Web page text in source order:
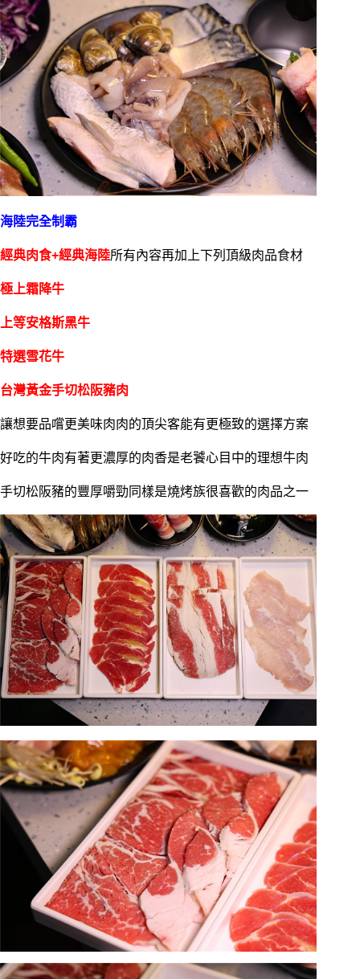
海陸完全制霸
經典肉食+經典海陸所有內容再加上下列頂級肉品食材
極上霜降牛
上等安格斯黑牛
特選雪花牛
台灣黃金手切松阪豬肉
讓想要品嚐更美味肉肉的頂尖客能有更極致的選擇方案
好吃的牛肉有著更濃厚的肉香是老饕心目中的理想牛肉
手切松阪豬的豐厚嚼勁同樣是燒烤族很喜歡的肉品之一